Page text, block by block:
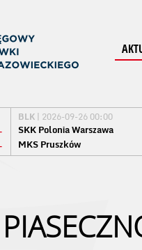
BLK | 2026-09-26 00:00
SKK Polonia Warszawa
MKS Pruszków